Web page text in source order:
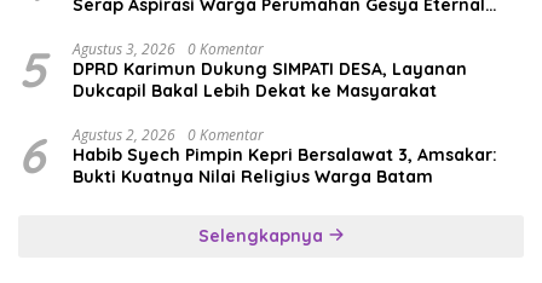
Serap Aspirasi Warga Perumahan Gesya Eternal
5 Agustus 3, 2026 0 Komentar
DPRD Karimun Dukung SIMPATI DESA, Layanan
Dukcapil Bakal Lebih Dekat ke Masyarakat
6 Agustus 2, 2026 0 Komentar
Habib Syech Pimpin Kepri Bersalawat 3, Amsakar:
Bukti Kuatnya Nilai Religius Warga Batam
Selengkapnya